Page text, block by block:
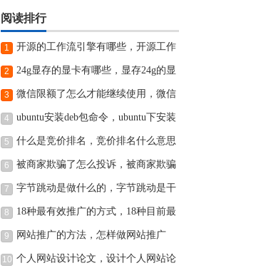
阅读排行
1
开源的工作流引擎有哪些，开源工作
流引擎
2
24g显存的显卡有哪些，显存24g的显
卡
3
微信限额了怎么才能继续使用，微信
限额20万了怎么才能继续使用
4
ubuntu安装deb包命令，ubuntu下安装
deb包命令
5 什么是竞价排名，竞价排名什么意思
6
被商家欺骗了怎么投诉，被商家欺骗
了怎么投诉商家
7
字节跳动是做什么的，字节跳动是干
嘛的
8
18种最有效推广的方式，18种目前最
有效的推广方式
9 网站推广的方法，怎样做网站推广
10 个人网站设计论文，设计个人网站论